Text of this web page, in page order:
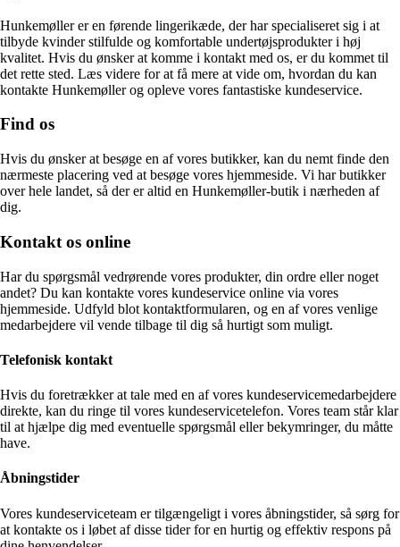
Hunkemøller er en førende lingerikæde, der har specialiseret sig i at
tilbyde kvinder stilfulde og komfortable undertøjsprodukter i høj
kvalitet. Hvis du ønsker at komme i kontakt med os, er du kommet til
det rette sted. Læs videre for at få mere at vide om, hvordan du kan
kontakte Hunkemøller og opleve vores fantastiske kundeservice.
Find os
Hvis du ønsker at besøge en af vores butikker, kan du nemt finde den
nærmeste placering ved at besøge vores hjemmeside. Vi har butikker
over hele landet, så der er altid en Hunkemøller-butik i nærheden af
dig.
Kontakt os online
Har du spørgsmål vedrørende vores produkter, din ordre eller noget
andet? Du kan kontakte vores kundeservice online via vores
hjemmeside. Udfyld blot kontaktformularen, og en af vores venlige
medarbejdere vil vende tilbage til dig så hurtigt som muligt.
Telefonisk kontakt
Hvis du foretrækker at tale med en af vores kundeservicemedarbejdere
direkte, kan du ringe til vores kundeservicetelefon. Vores team står klar
til at hjælpe dig med eventuelle spørgsmål eller bekymringer, du måtte
have.
Åbningstider
Vores kundeserviceteam er tilgængeligt i vores åbningstider, så sørg for
at kontakte os i løbet af disse tider for en hurtig og effektiv respons på